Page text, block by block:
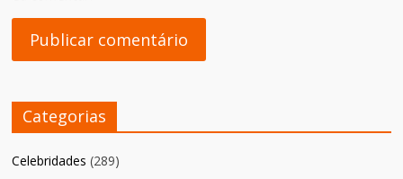
Categorias
Celebridades (289)